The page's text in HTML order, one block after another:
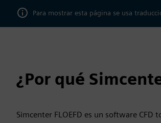
Para mostrar esta página se usa
¿Por qué
Simcenter FLOEFD es un software